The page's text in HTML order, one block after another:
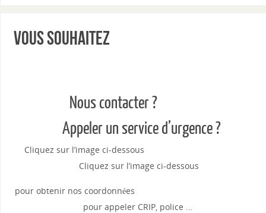
Vous souhaitez
Nous contacter ?
Appeler un service d’urgence ?
Cliquez sur l’image ci-dessous
Cliquez sur l’image ci-dessous
pour obtenir nos coordonnées
pour appeler CRIP, police …